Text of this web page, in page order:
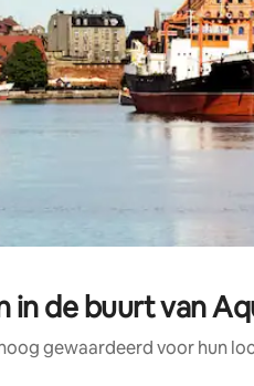
de buurt van
gewaardeerd voor hun